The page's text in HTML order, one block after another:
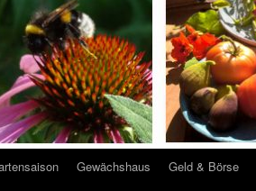
Gewächshaus Geld & Börse